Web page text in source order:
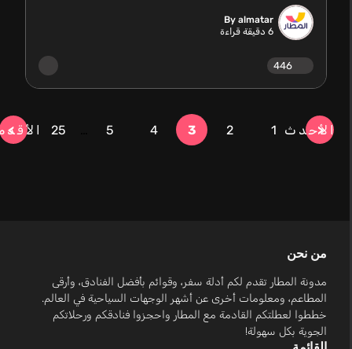
By almatar
6دقيقة قراءة
الأحدث 1
2
3
4
5
25 الأقدم
من نحن
مدونة المطار تقدم لكم أدلة سفر، وقوائم بأفضل الفنادق، وأرقى
المطاعم، ومعلومات أخرى عن أشهر الوجهات السياحية في العالم.
خططوا لعطلتكم القادمة مع المطار واحجزوا فنادقكم ورحلاتكم
الجوية بكل سهولة!